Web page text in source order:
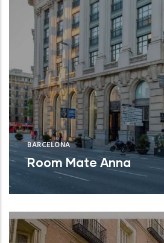
BARCELONA
Room Mate Anna